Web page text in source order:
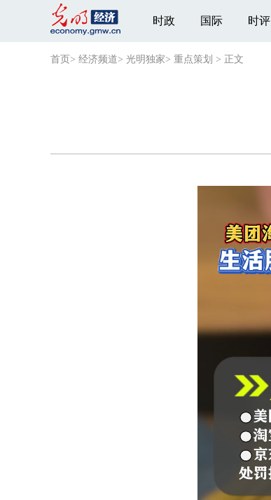
时政 国际 时评
首页 > 经济频道> 光明独家> 重点策划 > 正文